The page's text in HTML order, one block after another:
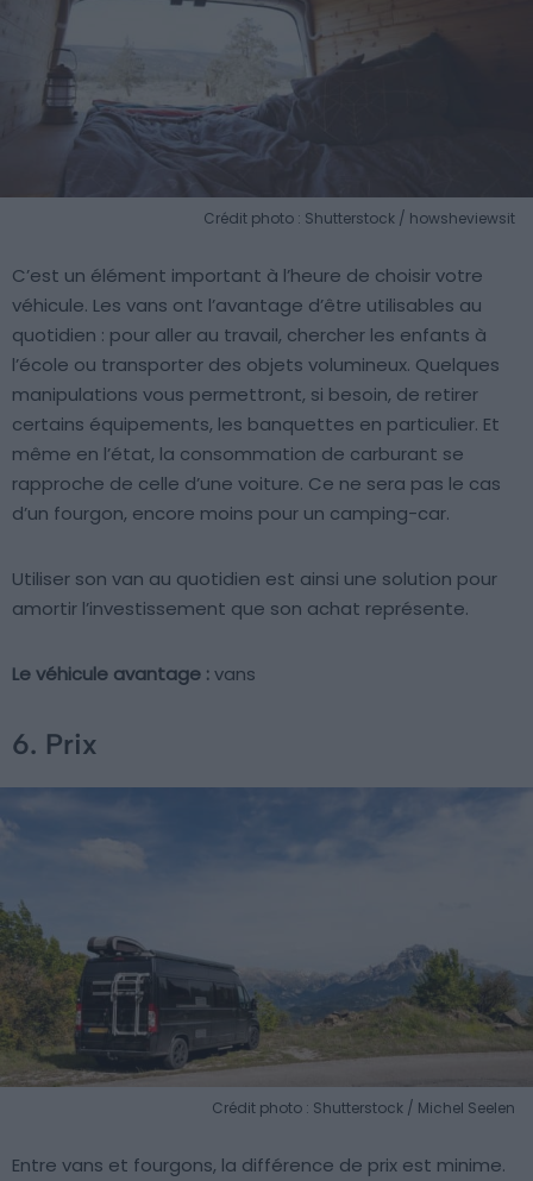
Crédit photo : Shutterstock / howsheviewsit
C’est un élément important à l’heure de choisir votre
véhicule. Les vans ont l’avantage d’être utilisables au
quotidien : pour aller au travail, chercher les enfants à
l’école ou transporter des objets volumineux. Quelques
manipulations vous permettront, si besoin, de retirer
certains équipements, les banquettes en particulier. Et
même en l’état, la consommation de carburant se
rapproche de celle d’une voiture. Ce ne sera pas le cas
d’un fourgon, encore moins pour un camping-car.
Utiliser son van au quotidien est ainsi une solution pour
amortir l’investissement que son achat représente.
Le véhicule avantage :vans
6. Prix
Crédit photo : Shutterstock / Michel Seelen
Entre vans et fourgons, la différence de prix est minime.